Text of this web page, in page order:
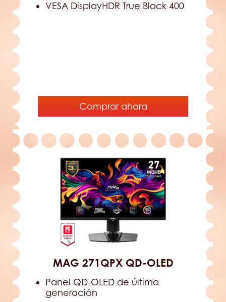
VESA DisplayHDR True Black 400
Comprar ahora
MAG 271QPX QD-OLED
Panel QD-OLED de última
generación